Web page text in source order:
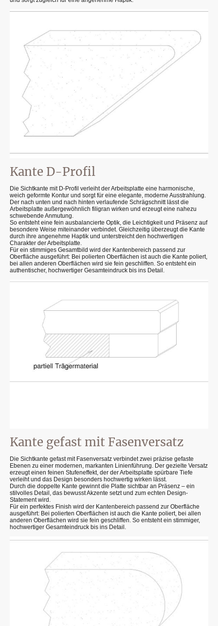
Kante D-Profil
Die Sichtkante mit D-Profil verleiht der Arbeitsplatte eine harmonische,
weich geformte Kontur und sorgt für eine elegante, moderne Ausstrahlung.
Der nach unten und nach hinten verlaufende Schrägschnitt lässt die
Arbeitsplatte außergewöhnlich filigran wirken und erzeugt eine nahezu
schwebende Anmutung.
So entsteht eine fein ausbalancierte Optik, die Leichtigkeit und Präsenz auf
besondere Weise miteinander verbindet. Gleichzeitig überzeugt die Kante
durch ihre angenehme Haptik und unterstreicht den hochwertigen
Charakter der Arbeitsplatte.
Für ein stimmiges Gesamtbild wird der Kantenbereich passend zur
Oberfläche ausgeführt: Bei polierten Oberflächen ist auch die Kante poliert,
bei allen anderen Oberflächen wird sie fein geschliffen. So entsteht ein
authentischer, hochwertiger Gesamteindruck bis ins Detail.
Kante gefast mit Fasenversatz
Die Sichtkante gefast mit Fasenversatz verbindet zwei präzise gefaste
Ebenen zu einer modernen, markanten Linienführung. Der gezielte Versatz
erzeugt einen feinen Stufeneffekt, der der Arbeitsplatte spürbare Tiefe
verleiht und das Design besonders hochwertig wirken lässt.
Durch die doppelte Kante gewinnt die Platte sichtbar an Präsenz – ein
stilvolles Detail, das bewusst Akzente setzt und zum echten Design-
Statement wird.
Für ein perfektes Finish wird der Kantenbereich passend zur Oberfläche
ausgeführt: Bei polierten Oberflächen ist auch die Kante poliert, bei allen
anderen Oberflächen wird sie fein geschliffen. So entsteht ein stimmiger,
hochwertiger Gesamteindruck bis ins Detail.